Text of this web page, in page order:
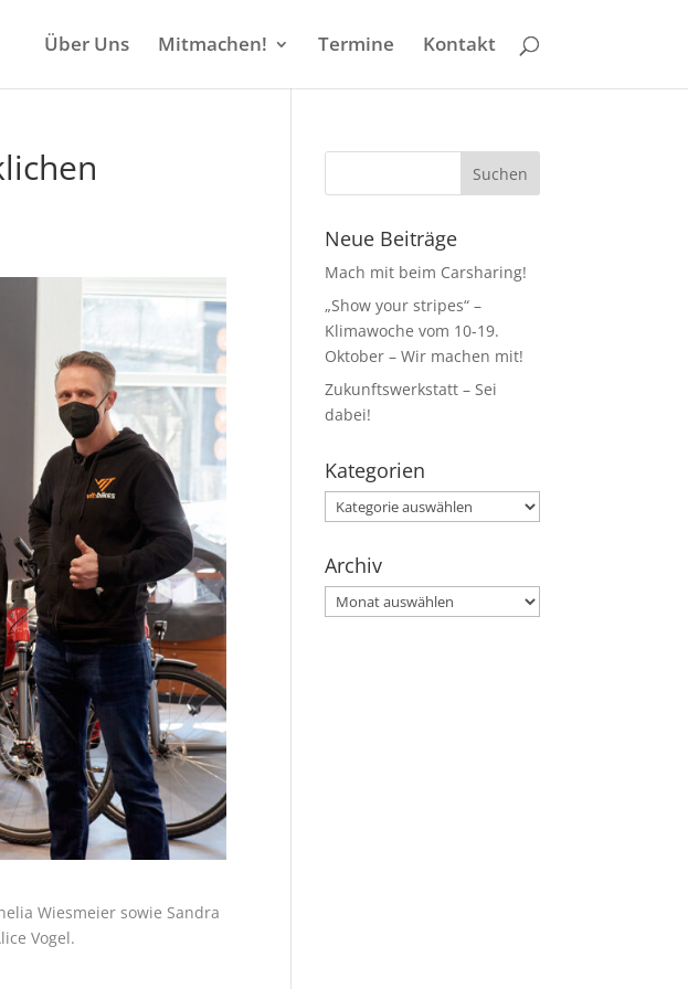
Über Uns Mitmachen! Termine Kontakt
Wiesmeier sowie Sandra
Vogel.
Neue Beiträge
Mach mit beim Carsharing!
„Show your stripes“ –
Klimawoche vom 10-19.
Oktober – Wir machen mit!
Zukunftswerkstatt – Sei
dabei!
Kategorien
Kategorien
Archiv
Archiv